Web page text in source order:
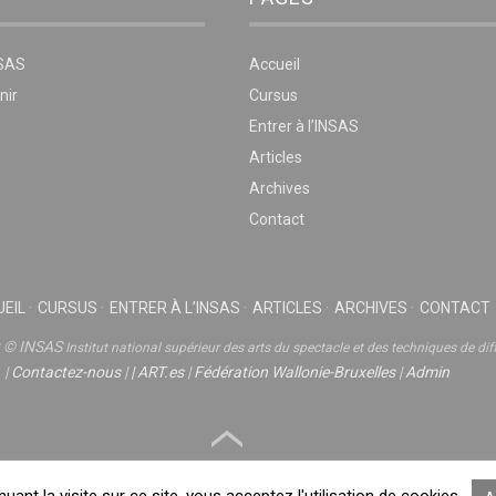
Accueil
Cursus
Entrer à l’INSAS
Articles
Archives
Contact
CURSUS ENTRER À L’INSAS ARTICLES ARCHIVES CONTACT
© INSASInstitut national supérieur des arts du spectacle et des techniques de
|Contactez-nous||ART.es|Fédération Wallonie-Bruxelles|Admin